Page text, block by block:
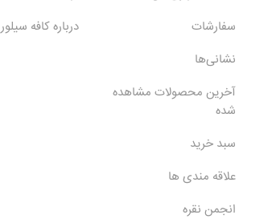
سفارشات
نشانی‌ها
آخرین محصولات مشاهده
شده
سبد خرید
علاقه مندی ها
انجمن نقره
درباره کافه سیلور